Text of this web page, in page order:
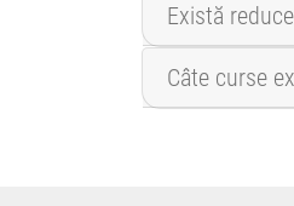
Există
Câte curse